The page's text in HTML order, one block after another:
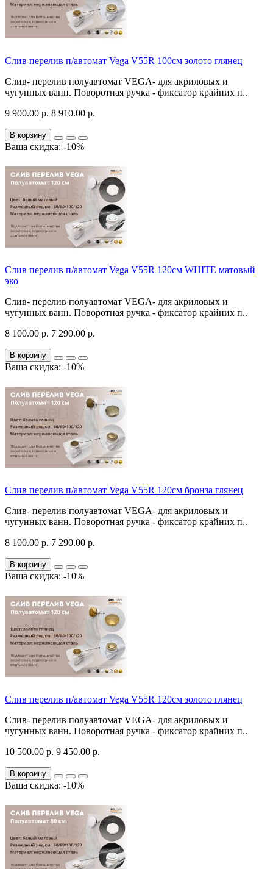
Слив перелив п/автомат Vega V55R 100см золото глянец
Слив- перелив полуавтомат VEGA- для акриловых и
чугунных ванн. Поворотная ручка - фиксатор крайних п..
9 900.00 р. 8 910.00 р.
В корзину
Ваша скидка: -10%
Слив перелив п/автомат Vega V55R 120см WHITE матовый
эко
Слив- перелив полуавтомат VEGA- для акриловых и
чугунных ванн. Поворотная ручка - фиксатор крайних п..
8 100.00 р. 7 290.00 р.
В корзину
Ваша скидка: -10%
Слив перелив п/автомат Vega V55R 120см бронза глянец
Слив- перелив полуавтомат VEGA- для акриловых и
чугунных ванн. Поворотная ручка - фиксатор крайних п..
8 100.00 р. 7 290.00 р.
В корзину
Ваша скидка: -10%
Слив перелив п/автомат Vega V55R 120см золото глянец
Слив- перелив полуавтомат VEGA- для акриловых и
чугунных ванн. Поворотная ручка - фиксатор крайних п..
10 500.00 р. 9 450.00 р.
В корзину
Ваша скидка: -10%